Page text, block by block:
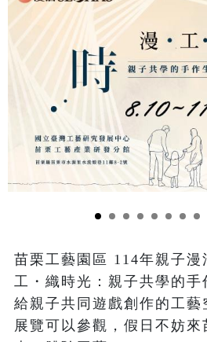
苗栗工藝園區 114年親子漫
工・織時光：親子共學的
給親子共同遊戲創作的工藝
展覽可以參觀，假日不妨來